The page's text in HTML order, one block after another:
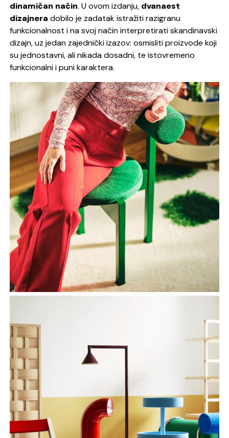
dinamičan način. U ovom izdanju, dvanaest
dizajnera dobilo je zadatak istražiti razigranu
funkcionalnost i na svoj način interpretirati skandinavski
dizajn, uz jedan zajednički izazov: osmisliti proizvode koji
su jednostavni, ali nikada dosadni, te istovremeno
funkcionalni i puni karaktera.